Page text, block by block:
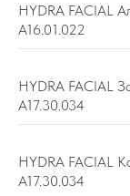
HYDRA FACIAL
А16.01.022
HYDRA FACIAL
А17.30.034
HYDRA FACIAL
А17.30.034
Аппарат №1
и NEWBEAUTY
«Лучший аппарат
ISO 13485 ), так
стандартам